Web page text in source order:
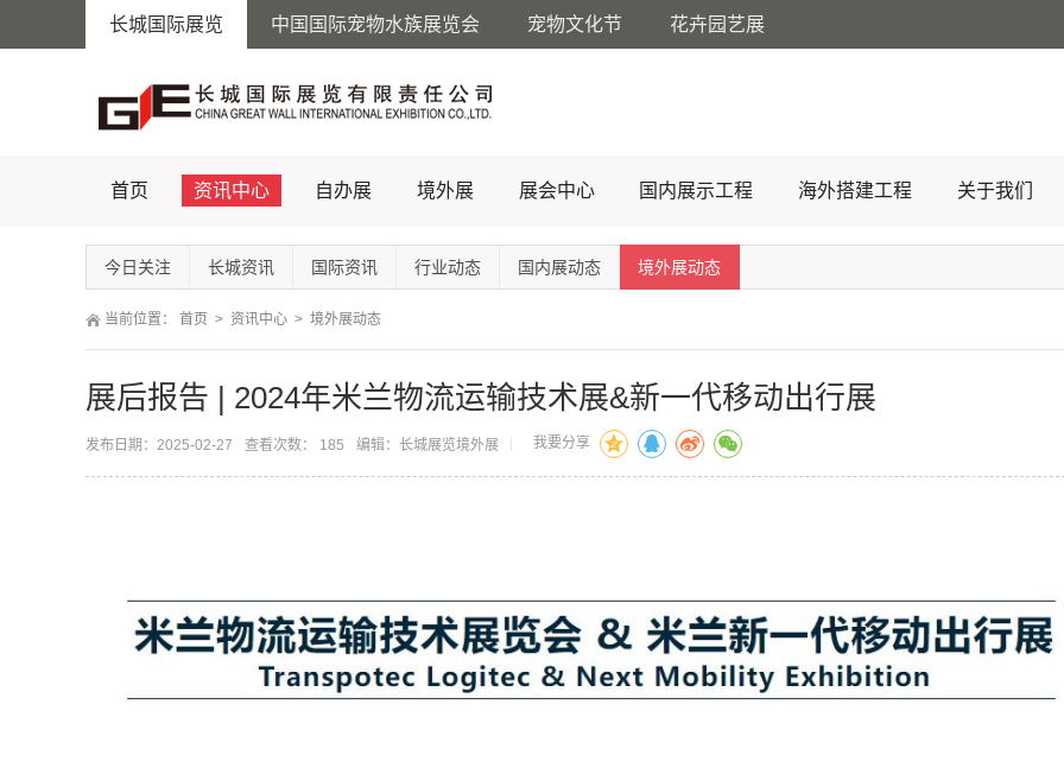
长城国际展览 中国国际宠物水族展览会 宠物文化节 花卉园艺展
首页 资讯中心 自办展 境外展 展会中心 国内展示工程 海外搭建工程 关于我们
今日关注 长城资讯 国际资讯 行业动态 国内展动态 境外展动态
当前位置： 首页 > 资讯中心 > 境外展动态
展后报告 | 2024年米兰物流运输技术展&新一代移动出行展
发布日期：2025-02-27 查看次数： 185 编辑：长城展览境外展 我要分享